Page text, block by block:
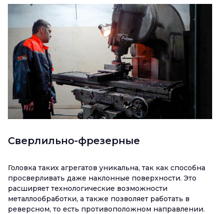
Сверлильно-фрезерные
Головка таких агрегатов уникальна, так как способна
просверливать даже наклонные поверхности. Это
расширяет технологические возможности
металлообработки, а также позволяет работать в
реверсном, то есть противоположном направлении.